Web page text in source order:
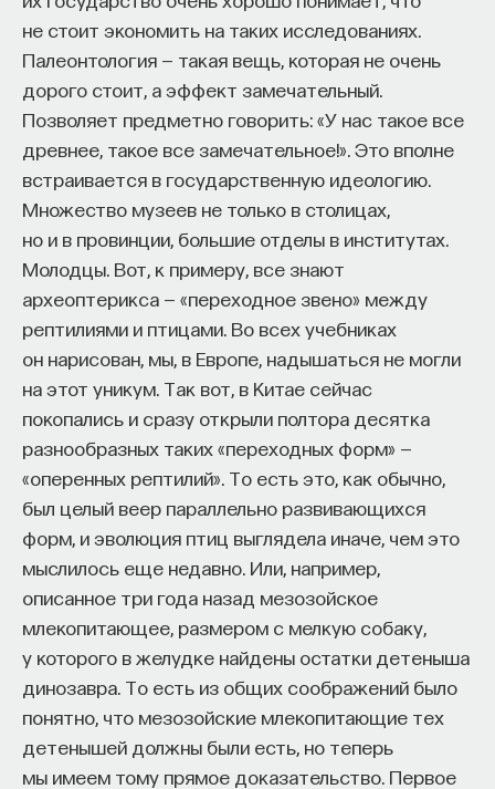
не стоит экономить на таких исследованиях.
Палеонтология — такая вещь, которая не очень
дорого стоит, а эффект замечательный.
Позволяет предметно говорить: «У нас такое все
древнее, такое все замечательное!». Это вполне
встраивается в государственную идеологию.
Множество музеев не только в столицах,
но и в провинции, большие отделы в институтах.
Молодцы. Вот, к примеру, все знают
археоптерикса — «переходное звено» между
рептилиями и птицами. Во всех учебниках
он нарисован, мы, в Европе, надышаться не могли
на этот уникум. Так вот, в Китае сейчас
покопались и сразу открыли полтора десятка
разнообразных таких «переходных форм» —
«оперенных рептилий». То есть это, как обычно,
был целый веер параллельно развивающихся
форм, и эволюция птиц выглядела иначе, чем это
мыслилось еще недавно. Или, например,
описанное три года назад мезозойское
млекопитающее, размером с мелкую собаку,
у которого в желудке найдены остатки детеныша
динозавра. То есть из общих соображений было
понятно, что мезозойские млекопитающие тех
детенышей должны были есть, но теперь
мы имеем тому прямое доказательство. Первое